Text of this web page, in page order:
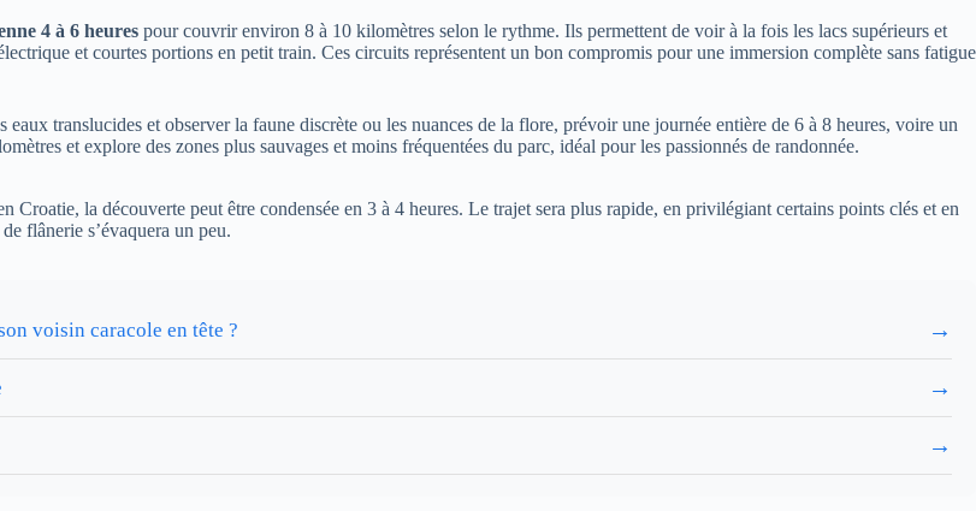
4 à 6 heures pour couvrir environ 8 à 10 kilomètres selon le rythme. Ils permettent de voir à la fois les lacs supérieurs et
et courtes portions en petit train. Ces circuits représentent un bon compromis pour une immersion complète sans fatigue
translucides et observer la faune discrète ou les nuances de la flore, prévoir une journée entière de 6 à 8 heures, voire un
et explore des zones plus sauvages et moins fréquentées du parc, idéal pour les passionnés de randonnée.
Croatie, la découverte peut être condensée en 3 à 4 heures. Le trajet sera plus rapide, en privilégiant certains points clés et en
flânerie s’évaquera un peu.
voisin caracole en tête ? →
→
→